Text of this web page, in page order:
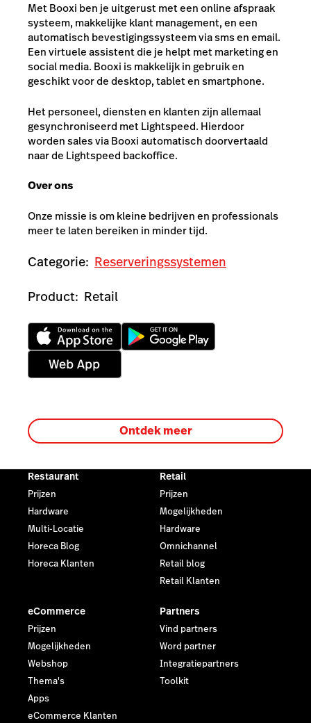
Met Booxi ben je uitgerust met een online afspraak
systeem, makkelijke klant management, en een
automatisch bevestigingssysteem via sms en email.
Een virtuele assistent die je helpt met marketing en
social media. Booxi is makkelijk in gebruik en
geschikt voor de desktop, tablet en smartphone.
Het personeel, diensten en klanten zijn allemaal
gesynchroniseerd met Lightspeed. Hierdoor
worden sales via Booxi automatisch doorvertaald
naar de Lightspeed backoffice.
Over ons
Onze missie is om kleine bedrijven en professionals
meer te laten bereiken in minder tijd.
Categorie: Reserveringssystemen
Product: Retail
Ontdek meer
Restaurant
Prijzen
Hardware
Multi-Locatie
Horeca Blog
Horeca Klanten
Retail
Prijzen
Mogelijkheden
Hardware
Omnichannel
Retail blog
Retail Klanten
eCommerce
Prijzen
Mogelijkheden
Webshop
Thema's
Apps
eCommerce Klanten
Partners
Vind partners
Word partner
Integratiepartners
Toolkit